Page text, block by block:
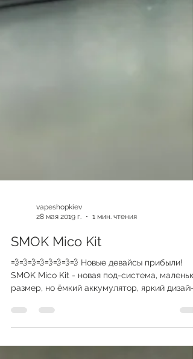
vapeshopkiev
28 мая 2019 г.
SMOK Mico Kit
💨💨💨💨💨💨💨💨 Новые девайсы прибыли!
SMOK Mico Kit - новая под-система,